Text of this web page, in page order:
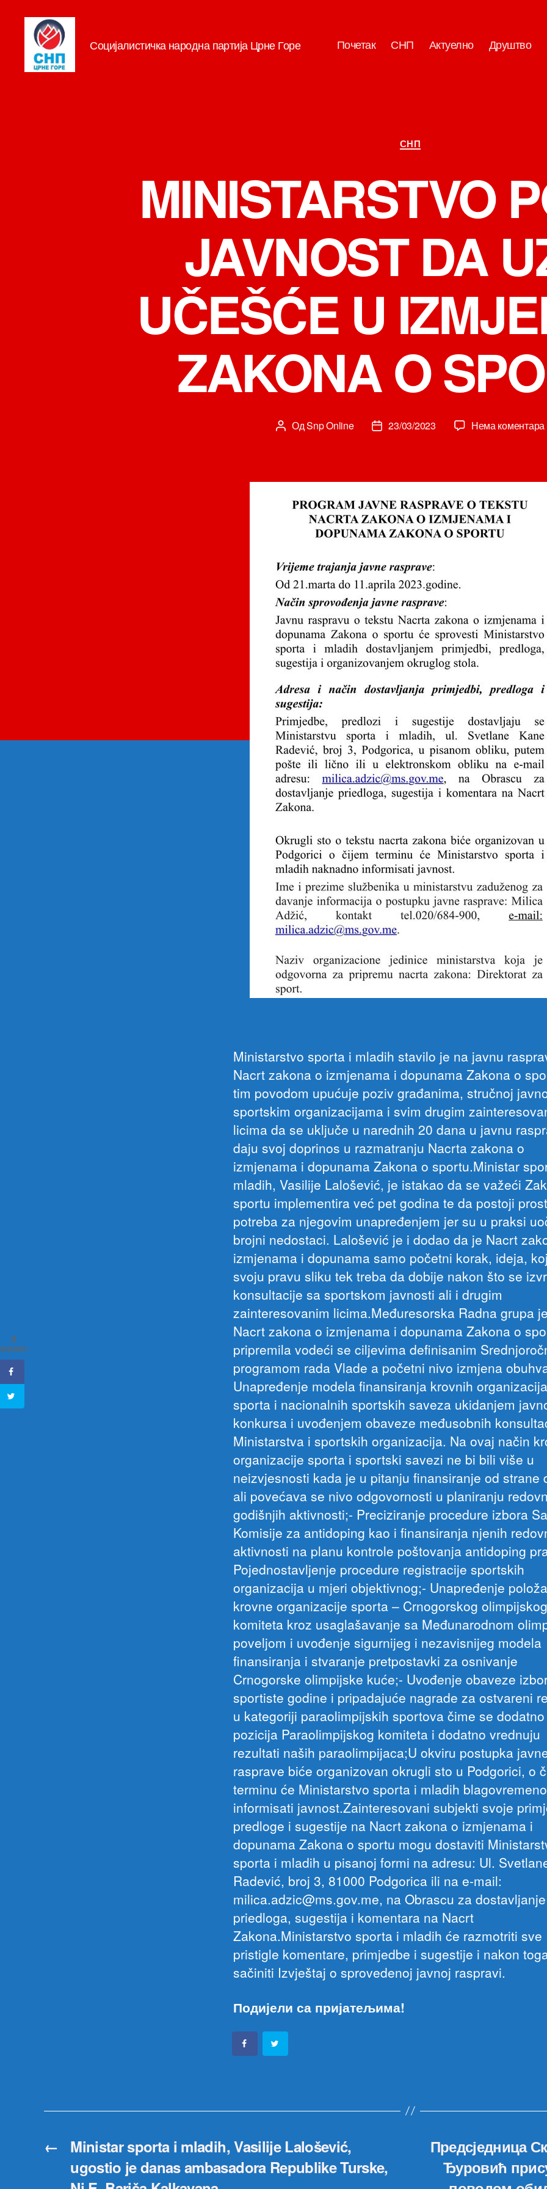
Социјалистичка народна партија Црне Горе Почетак СНП Актуелно Друштво
Категорије
СНП
MINISTARSTVO
JAVNOST DA
UČEŠĆE U
ZAKONA O
Аутор
ОдSnp Online
Датум
23/03/2023 Нема коментара
Ministarstvo sporta i mladih stavilo je na javnu
Nacrt zakona o izmjenama i dopunama Zakona o
tim povodom upućuje poziv građanima, stručnoj
sportskim organizacijama i svim drugim
licima da se uključe u narednih 20 dana u javnu
daju svoj doprinos u razmatranju Nacrta zakona o
izmjenama i dopunama Zakona o sportu.Ministar
mladih, Vasilije Lalošević, je istakao da se važeći
sportu implementira već pet godina te da postoji
potreba za njegovim unapređenjem jer su u praksi
brojni nedostaci. Lalošević je i dodao da je Nacrt
izmjenama i dopunama samo početni korak, ideja,
svoju pravu sliku tek treba da dobije nakon što se
konsultacije sa sportskom javnosti ali i drugim
zainteresovanim licima.Međuresorska Radna grupa
Nacrt zakona o izmjenama i dopunama Zakona o
pripremila vodeći se ciljevima definisanim
programom rada Vlade a početni nivo izmjena
Unapređenje modela finansiranja krovnih organizacija
sporta i nacionalnih sportskih saveza ukidanjem
konkursa i uvođenjem obaveze međusobnih
Ministarstva i sportskih organizacija. Na ovaj način
organizacije sporta i sportski savezi ne bi bili više u
neizvjesnosti kada je u pitanju finansiranje od strane
ali povećava se nivo odgovornosti u planiranju
godišnjih aktivnosti;- Preciziranje procedure izbora
Komisije za antidoping kao i finansiranja njenih
aktivnosti na planu kontrole poštovanja antidoping
Pojednostavljenje procedure registracije sportskih
organizacija u mjeri objektivnog;- Unapređenje
krovne organizacije sporta – Crnogorskog olimpijskog
komiteta kroz usaglašavanje sa Međunarodnom
poveljom i uvođenje sigurnijeg i nezavisnijeg modela
finansiranja i stvaranje pretpostavki za osnivanje
Crnogorske olimpijske kuće;- Uvođenje obaveze
sportiste godine i pripadajuće nagrade za ostvareni
u kategoriji paraolimpijskih sportova čime se
pozicija Paraolimpijskog komiteta i dodatno vrednuju
rezultati naših paraolimpijaca;U okviru postupka
rasprave biće organizovan okrugli sto u Podgorici, o
terminu će Ministarstvo sporta i mladih blagovremeno
informisati javnost.Zainteresovani subjekti svoje
predloge i sugestije na Nacrt zakona o izmjenama i
dopunama Zakona o sportu mogu dostaviti
sporta i mladih u pisanoj formi na adresu: Ul.
Radević, broj 3, 81000 Podgorica ili na e-mail:
milica.adzic@ms.gov.me, na Obrascu za dostavljanje
priedloga, sugestija i komentara na Nacrt
Zakona.Ministarstvo sporta i mladih će razmotriti sve
pristigle komentare, primjedbe i sugestije i nakon
sačiniti Izvještaj o sprovedenoj javnoj raspravi.
Подијели са пријатељима!
←
Ministar sporta i mladih, Vasilije Lalošević,
ugostio je danas ambasadora Republike Turske,
Предсједница
Ђуровић
0
SHARES